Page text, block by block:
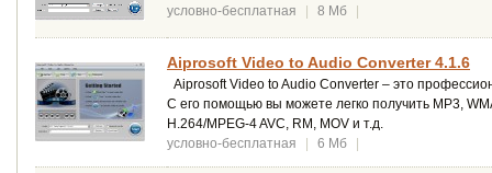
условно-бесплатная
| 8 Мб |
Aiprosoft Video to Audio Converter 4.1.6
Aiprosoft Video to Audio Converter – это
С его помощью вы можете легко получить MP3,
H.264/MPEG-4 AVC, RM, MOV и т.д.
условно-бесплатная
| 6 Мб |